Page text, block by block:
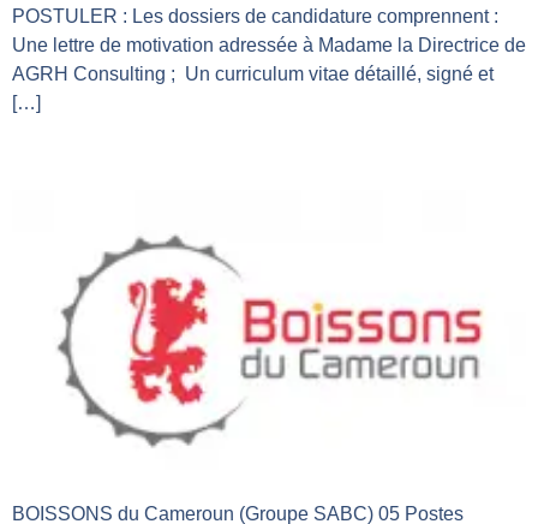
POSTULER : Les dossiers de candidature comprennent :
Une lettre de motivation adressée à Madame la Directrice de
AGRH Consulting ; Un curriculum vitae détaillé, signé et
[…]
BOISSONS du Cameroun (Groupe SABC) 05 Postes